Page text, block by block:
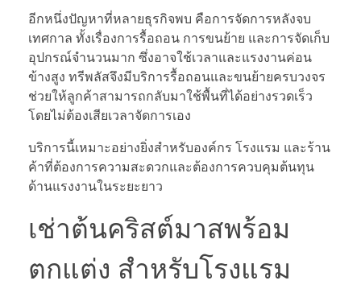
อีกหนึ่งปัญหาที่หลายธุรกิจพบ คือการจัดการหลังจบ
เทศกาล ทั้งเรื่องการรื้อถอน การขนย้าย และการจัดเก็บ
อุปกรณ์จำนวนมาก ซึ่งอาจใช้เวลาและแรงงานค่อน
ข้างสูง ทรีพลัสจึงมีบริการรื้อถอนและขนย้ายครบวงจร
ช่วยให้ลูกค้าสามารถกลับมาใช้พื้นที่ได้อย่างรวดเร็ว
โดยไม่ต้องเสียเวลาจัดการเอง
บริการนี้เหมาะอย่างยิ่งสำหรับองค์กร โรงแรม และร้าน
ค้าที่ต้องการความสะดวกและต้องการควบคุมต้นทุน
ด้านแรงงานในระยะยาว
เช่าต้นคริสต์มาสพร้อม
ตกแต่ง สำหรับโรงแรม